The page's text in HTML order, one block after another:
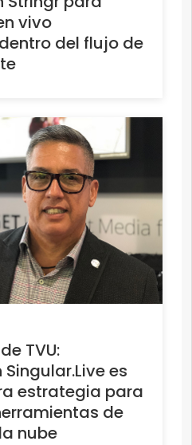
vivo
del flujo de
TVU:
es
estrategia para
de
nube